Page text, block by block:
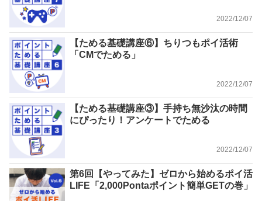
2022/12/07
【ためる基礎講座⑥】ちりつもポイ活術
「CMでためる」
2022/12/07
【ためる基礎講座③】手持ち無沙汰の時間
にぴったり！アンケートでためる
2022/12/07
第6回【やってみた】ゼロから始めるポイ活
LIFE「2,000Pontaポイント簡単GETの巻」